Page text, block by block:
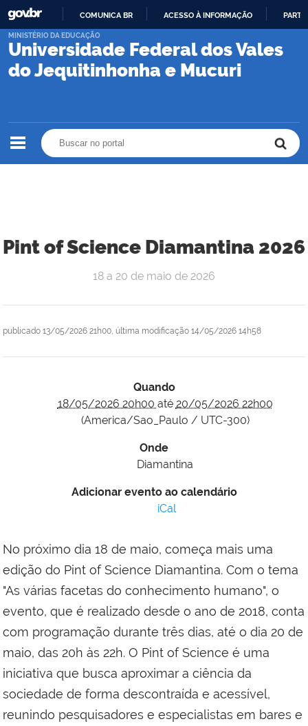
PARA
CONTEÚDO
COMUNICA BR ACESSO À INFORMAÇÃO
Universidade Federal dos Vales
do Jequitinhonha e Mucuri
MINISTÉRIO DA EDUCAÇÃO
Pint of Science Diamantina 2026
publicado 13/05/2026 21h00, última modificação 14/05/2026 14h58
18 a 20 de maio de 2026
Quando
18/05/2026 20h00 até 20/05/2026 22h00
(America/Sao_Paulo / UTC-300)
Onde
Diamantina
Adicionar evento ao calendário
iCal
No próximo dia 18 de maio, começa mais uma
edição do Pint of Science Diamantina. Com o tema
"As várias facetas do conhecimento humano", o
evento, que é realizado desde o ano de 2018, conta
com programação durante três dias, até o dia 20 de
maio, das 20h às 22h. O Pint of Science é uma
iniciativa que busca aproximar a ciência da
sociedade de forma descontraída e acessível,
reunindo pesquisadores e especialistas em bares e